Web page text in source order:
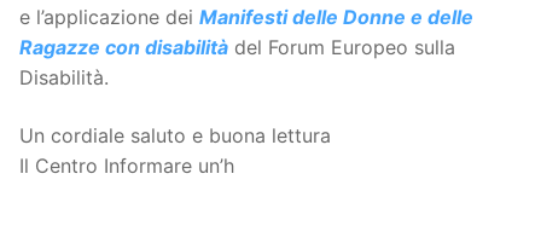
e l’applicazione dei Manifesti delle Donne e delle
Ragazze con disabilità del Forum Europeo sulla
Disabilità.
Un cordiale saluto e buona lettura
Il Centro Informare un’h